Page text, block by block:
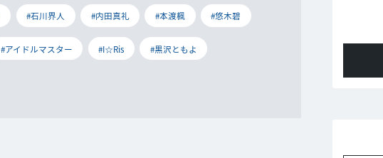
#石川界人 #内田真礼 #本渡楓 #悠木碧
#アイドルマスター #I☆Ris #黒沢ともよ